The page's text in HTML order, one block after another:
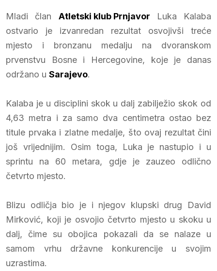
Mladi član Atletski klub Prnjavor Luka Kalaba
ostvario je izvanredan rezultat osvojivši treće
mjesto i bronzanu medalju na dvoranskom
prvenstvu Bosne i Hercegovine, koje je danas
održano u Sarajevo.
Kalaba je u disciplini skok u dalj zabilježio skok od
4,63 metra i za samo dva centimetra ostao bez
titule prvaka i zlatne medalje, što ovaj rezultat čini
još vrijednijim. Osim toga, Luka je nastupio i u
sprintu na 60 metara, gdje je zauzeo odlično
četvrto mjesto.
Blizu odličja bio je i njegov klupski drug David
Mirković, koji je osvojio četvrto mjesto u skoku u
dalj, čime su obojica pokazali da se nalaze u
samom vrhu državne konkurencije u svojim
uzrastima.